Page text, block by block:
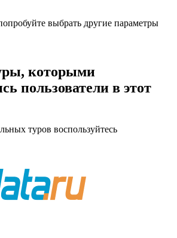
выбрать другие параметры
которыми
пользователи в этот
туров воспользуйтесь